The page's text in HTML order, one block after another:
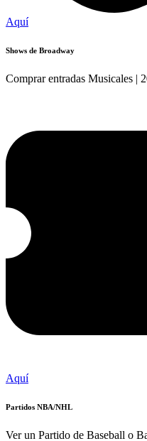
Aquí
Shows de Broadway
Comprar entradas Musicales |
Aquí
Partidos NBA/NHL
Ver un Partido de Baseball o